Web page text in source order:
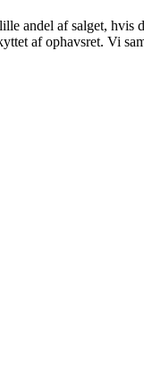
andel af salget, hvis
af ophavsret. Vi